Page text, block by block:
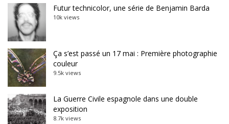
Futur technicolor, une série de Benjamin Barda
10k views
Ça s’est passé un 17 mai : Première photographie
couleur
9.5k views
La Guerre Civile espagnole dans une double
exposition
8.7k views